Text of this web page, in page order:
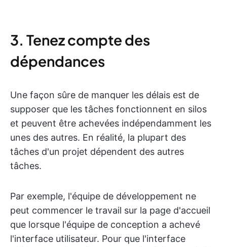
3. Tenez compte des
dépendances
Une façon sûre de manquer les délais est de
supposer que les tâches fonctionnent en silos
et peuvent être achevées indépendamment les
unes des autres. En réalité, la plupart des
tâches d'un projet dépendent des autres
tâches.
Par exemple, l'équipe de développement ne
peut commencer le travail sur la page d'accueil
que lorsque l'équipe de conception a achevé
l'interface utilisateur. Pour que l'interface